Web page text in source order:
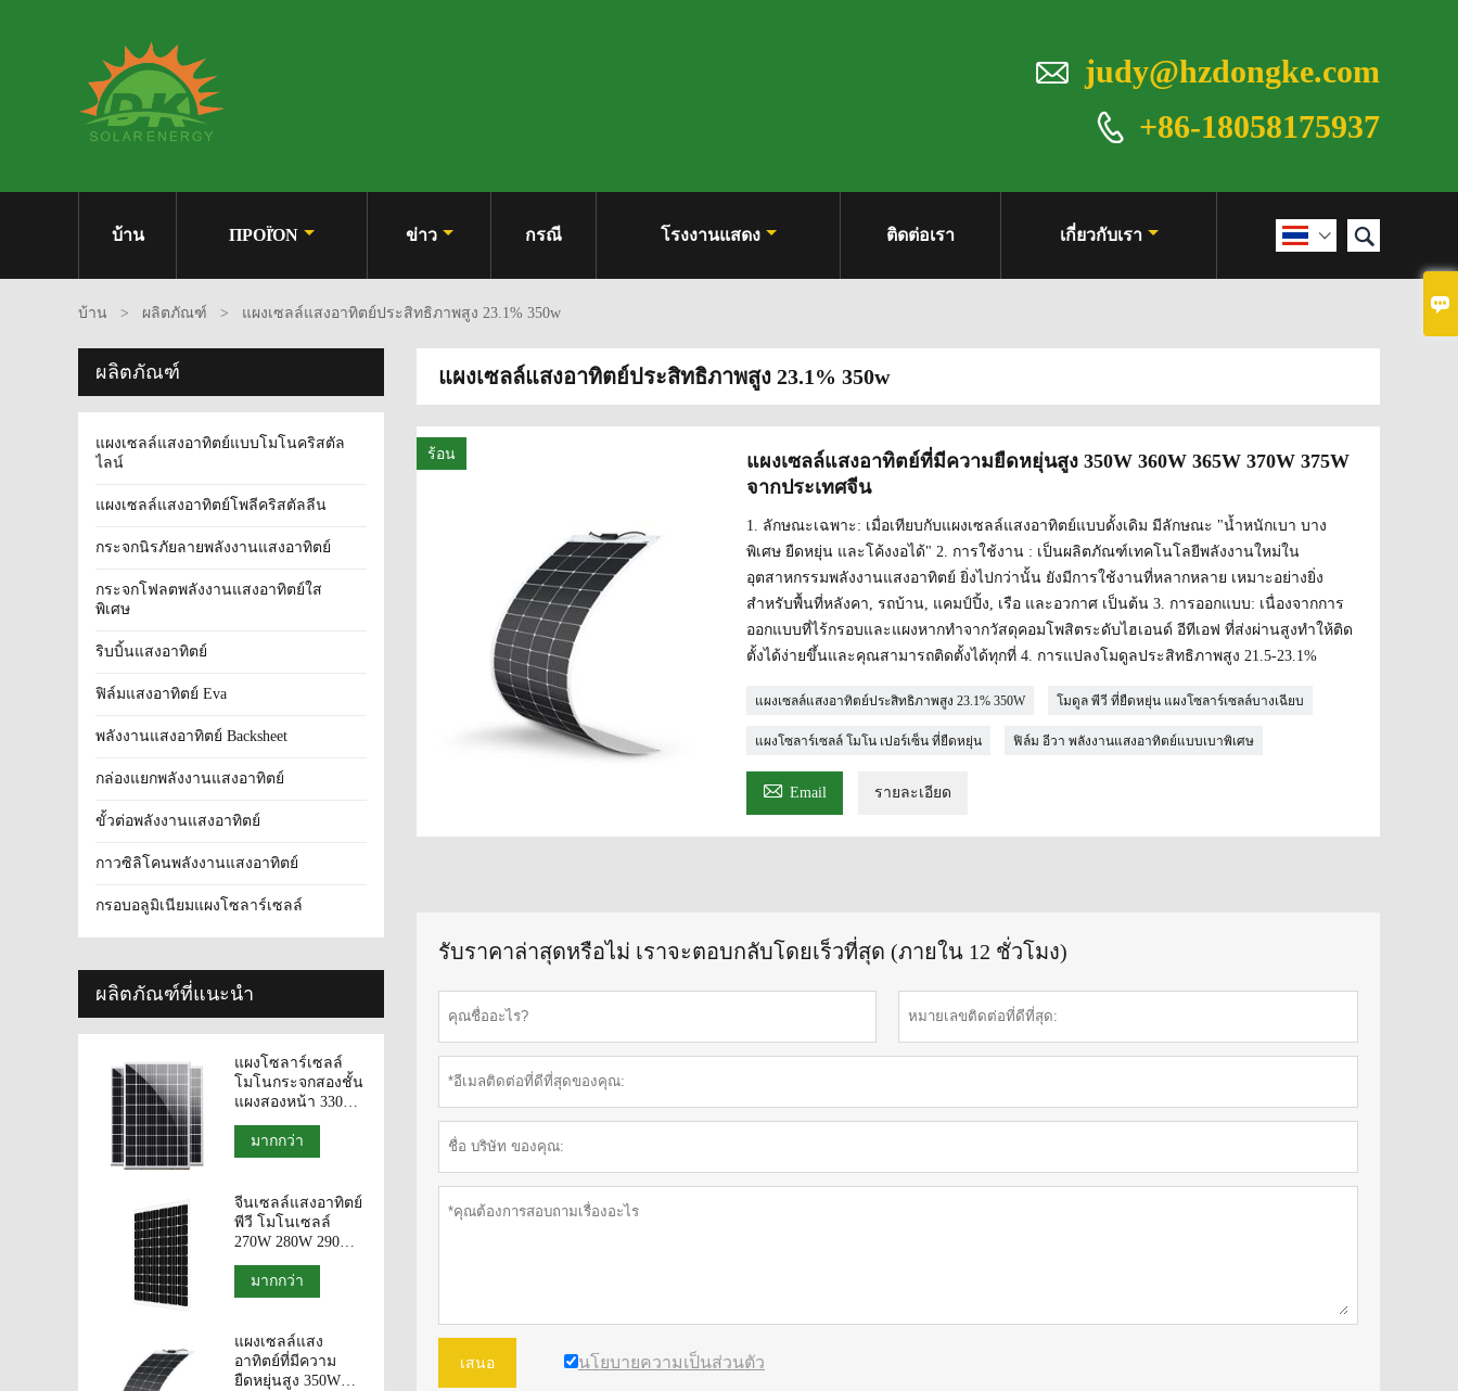

 judy@hzdongke.com
 +86-18058175937
 
บ้าน ΠΡΟΪΌΝ ข่าว กรณี โรงงานแสดง ติดต่อเรา เกี่ยวกับเรา
บ้าน > ผลิตภัณฑ์ > แผงเซลล์แสงอาทิตย์ประสิทธิภาพสูง 23.1% 350w
แผงเซลล์แสงอาทิตย์ประสิทธิภาพสูง 23.1% 350w
ร้อน
แผงเซลล์แสงอาทิตย์ที่มีความยืดหยุ่นสูง 350W 360W 365W 370W 375W
จากประเทศจีน
1. ลักษณะเฉพาะ: เมื่อเทียบกับแผงเซลล์แสงอาทิตย์แบบดั้งเดิม มีลักษณะ "น้ำหนักเบา บาง
พิเศษ ยืดหยุ่น และโค้งงอได้" 2. การใช้งาน : เป็นผลิตภัณฑ์เทคโนโลยีพลังงานใหม่ใน
อุตสาหกรรมพลังงานแสงอาทิตย์ ยิ่งไปกว่านั้น ยังมีการใช้งานที่หลากหลาย เหมาะอย่างยิ่ง
สำหรับพื้นที่หลังคา, รถบ้าน, แคมป์ปิ้ง, เรือ และอวกาศ เป็นต้น 3. การออกแบบ: เนื่องจากการ
ออกแบบที่ไร้กรอบและแผงหากทำจากวัสดุคอมโพสิตระดับไฮเอนด์ อีทีเอฟ ที่ส่งผ่านสูงทำให้ติด
ตั้งได้ง่ายขึ้นและคุณสามารถติดตั้งได้ทุกที่ 4. การแปลงโมดูลประสิทธิภาพสูง 21.5-23.1%
แผงเซลล์แสงอาทิตย์ประสิทธิภาพสูง 23.1% 350W โมดูล พีวี ที่ยืดหยุ่น แผงโซลาร์เซลล์บางเฉียบ
แผงโซลาร์เซลล์ โมโน เปอร์เซ็น ที่ยืดหยุ่น ฟิล์ม อีวา พลังงานแสงอาทิตย์แบบเบาพิเศษ
 Email รายละเอียด
รับราคาล่าสุดหรือไม่ เราจะตอบกลับโดยเร็วที่สุด (ภายใน 12 ชั่วโมง)
เสนอ นโยบายความเป็นส่วนตัว
ผลิตภัณฑ์
แผงเซลล์แสงอาทิตย์แบบโมโนคริสตัล
ไลน์
แผงเซลล์แสงอาทิตย์โพลีคริสตัลลีน
กระจกนิรภัยลายพลังงานแสงอาทิตย์
กระจกโฟลตพลังงานแสงอาทิตย์ใส
พิเศษ
ริบบิ้นแสงอาทิตย์
ฟิล์มแสงอาทิตย์ Eva
พลังงานแสงอาทิตย์ Backsheet
กล่องแยกพลังงานแสงอาทิตย์
ขั้วต่อพลังงานแสงอาทิตย์
กาวซิลิโคนพลังงานแสงอาทิตย์
กรอบอลูมิเนียมแผงโซลาร์เซลล์
ผลิตภัณฑ์ที่แนะนำ
แผงโซลาร์เซลล์
โมโนกระจกสองชั้น
แผงสองหน้า 330W
340W 350W โม
ดูลโฟโตโวลาติก
มากกว่า
จีนเซลล์แสงอาทิตย์
พีวี โมโนเซลล์
270W 280W 290W
พี.วี กระจกสองชั้น
มากกว่า
แผงเซลล์แสง
อาทิตย์ที่มีความ
ยืดหยุ่นสูง 350W